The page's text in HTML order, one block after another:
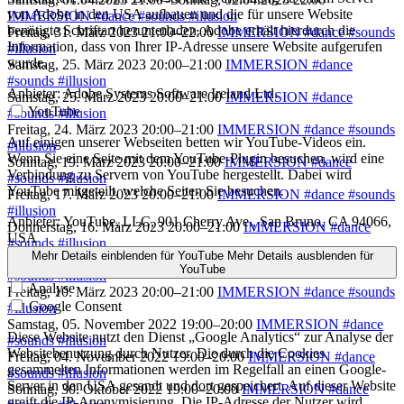
IMMERSION #dance #sounds #illusion
Freitag, 31. März 2023 21:00–22:00 IMMERSION #dance #sounds
#illusion
Samstag, 25. März 2023 20:00–21:00 IMMERSION #dance
#sounds #illusion
Samstag, 25. März 2023 20:00–21:00 IMMERSION #dance
#sounds #illusion
Freitag, 24. März 2023 20:00–21:00 IMMERSION #dance #sounds
#illusion
Sonntag, 19. März 2023 20:00–21:00 IMMERSION #dance
#sounds #illusion
Freitag, 17. März 2023 20:00–21:00 IMMERSION #dance #sounds
#illusion
Donnerstag, 16. März 2023 20:00–21:00 IMMERSION #dance
#sounds #illusion
Samstag, 11. März 2023 20:00–21:00 IMMERSION #dance
#sounds #illusion
Freitag, 10. März 2023 20:00–21:00 IMMERSION #dance #sounds
#illusion
Samstag, 05. November 2022 19:00–20:00 IMMERSION #dance
#sounds #illusion
Freitag, 04. November 2022 19:00–20:00 IMMERSION #dance
#sounds #illusion
Sonntag, 30. Oktober 2022 19:00–20:00 IMMERSION #dance
von Adobe in den USA aufbauen und die für unsere Website
benötigte Schriftart herunterladen. Adobe erhält hierdurch die
Information, dass von Ihrer IP-Adresse unsere Website aufgerufen
wurde.
Anbieter: Adobe Systems Software Ireland Ltd.
YouTube
Auf einigen unserer Webseiten betten wir YouTube-Videos ein.
Wenn Sie eine Seite mit dem YouTube-Plugin besuchen, wird eine
Verbindung zu Servern von YouTube hergestellt. Dabei wird
YouTube mitgeteilt, welche Seiten Sie besuchen.
Anbieter:YouTube, LLC, 901 Cherry Ave., San Bruno, CA 94066,
USA
Mehr Details einblendenfür YouTube Mehr Details ausblendenfür
YouTube
Analyse
Google Consent
Diese Website nutzt den Dienst „Google Analytics“ zur Analyse der
Websitebenutzung durch Nutzer. Die durch die Cookies
gesammelten Informationen werden im Regelfall an einen Google-
Server in den USA gesandt und dort gespeichert. Auf dieser Website